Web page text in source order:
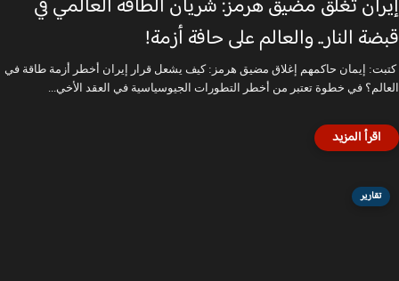
إيران تغلق مضيق هرمز: شريان الطاقة العالمي في
قبضة النار.. والعالم على حافة أزمة!
كتبت: إيمان حاكمهم إغلاق مضيق هرمز: كيف يشعل قرار إيران أخطر أزمة طاقة في
العالم؟ في خطوة تعتبر من أخطر التطورات الجيوسياسية في العقد الأخي...
تقارير